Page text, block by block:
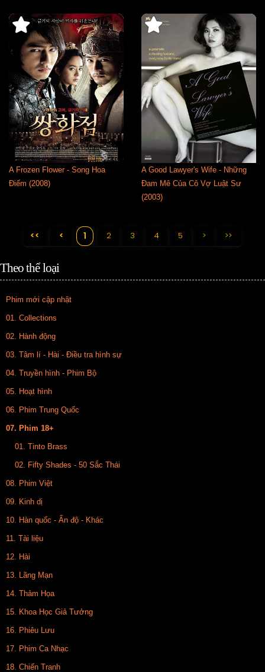
A Frozen Flower - Song Hoa
Điếm (2008)
A Good Lawyer's Wife - Những
Đam Mê Của Cô Vợ Luật Sư
(2003)
<< < 1 2 3 4 5 > >>
Theo thể loại
Phim mới cập nhật
01. Collections
02. Hành động
03. Tâm lí - Hài - Điều tra hình sự
04. Truyền hình - Phim Bộ
05. Hoạt hình
06. Phim Trung Quốc
07. Phim 18+
01. Tinto Brass
02. Fifty Shades - 50 Sắc Thái
08. Phim Việt
09. Kinh dị
10. Hàn quốc - Ấn độ - Khác
11. Tài liệu
12. Hài
13. Lãng Mạn
14. Thảm Họa
15. Khoa Học Giả Tưởng
16. Phiêu Lưu
17. Phim Ca Nhạc
18. Chiến Tranh